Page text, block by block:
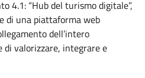
4.1: “Hub del turismo digitale”,
di una piattaforma web
dell’intero
valorizzare, integrare e